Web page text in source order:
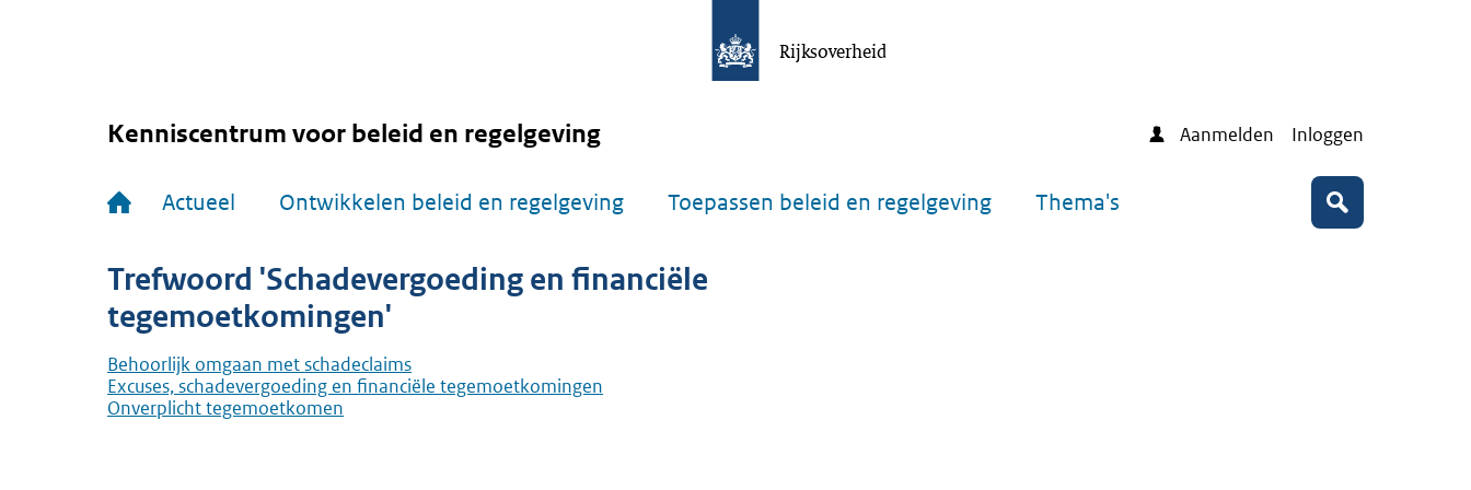
Rijksoverheid
Kenniscentrum voor beleid en regelgeving Aanmelden Inloggen
Actueel Ontwikkelen beleid en regelgeving Toepassen beleid en regelgeving Thema's Zoeken
Trefwoord 'Schadevergoeding en financiële
tegemoetkomingen'
Behoorlijk omgaan met schadeclaims
Excuses, schadevergoeding en financiële tegemoetkomingen
Onverplicht tegemoetkomen